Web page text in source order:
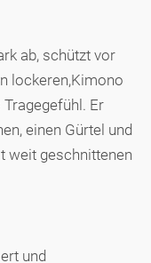
ab, schützt vor
lockeren,Kimono
Er
einen Gürtel und
weit geschnittenen
und